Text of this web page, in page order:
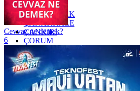
YOZGAT
ZONGULDAK
ÇANAKKALE
ÇANKIRI
ÇORUM
İSTANBUL
İZMİR
ŞANLIURFA
ŞIRNAK
Cevvaz ne demek?
6